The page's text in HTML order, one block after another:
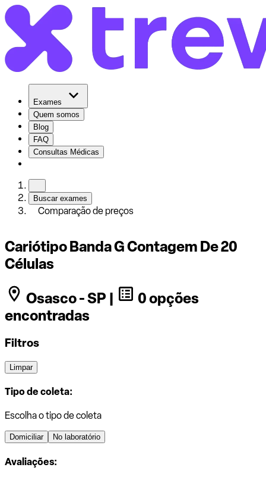
Exames
Quem somos
Blog
FAQ
Consultas Médicas
Buscar exames
Comparação de preços
Cariótipo Banda G Contagem De 20
Células
Osasco - SP |
0 opções
encontradas
Filtros
Limpar
Tipo de coleta:
Escolha o tipo de coleta
Domiciliar No laboratório
Avaliações: